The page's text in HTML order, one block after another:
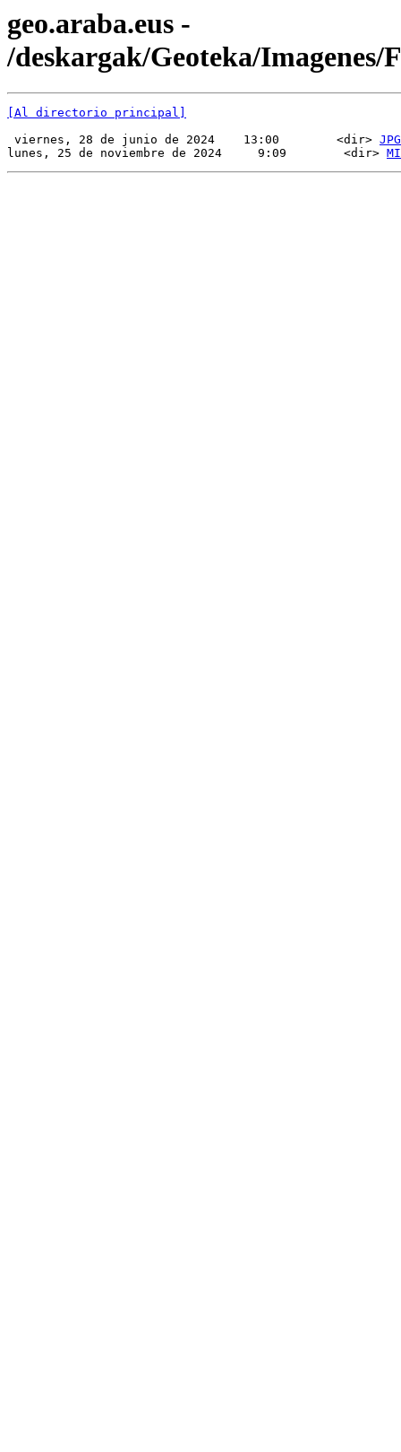
geo.araba.eus -
/deskargak/Geoteka/Imagenes/
[Al directorio principal]
viernes, 28 de junio de 2024    13:00        <dir> JPG
lunes, 25 de noviembre de 2024     9:09        <dir>